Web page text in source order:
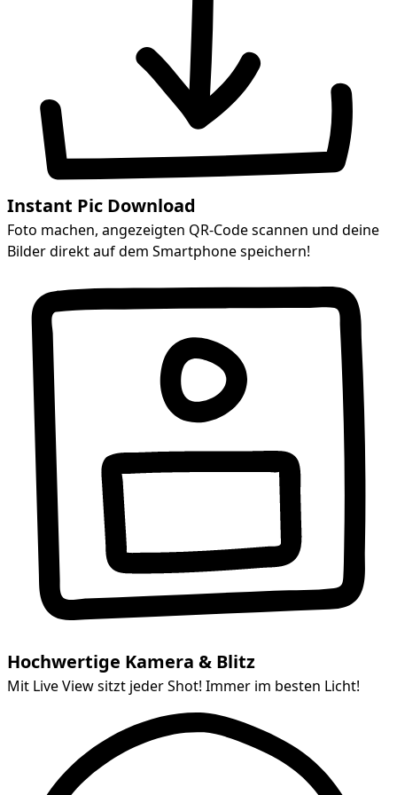
Instant Pic Download
Foto machen, angezeigten QR-Code scannen und deine
Bilder direkt auf dem Smartphone speichern!
Hochwertige Kamera & Blitz
Mit Live View sitzt jeder Shot! Immer im besten Licht!